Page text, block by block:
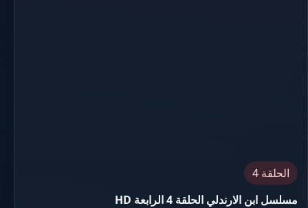
الحلقة 4
مسلسل ابن الارندلي الحلقة 4 الرابعة HD